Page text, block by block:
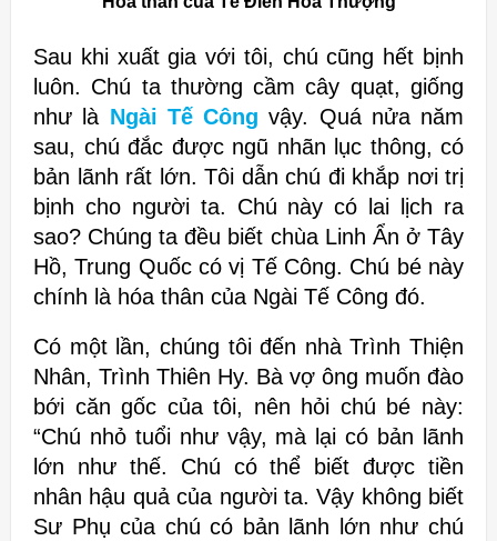
Sau khi xuất gia với tôi, chú cũng hết bịnh
luôn. Chú ta thường cầm cây quạt, giống
như là Ngài Tế Công vậy. Quá nửa năm
sau, chú đắc được ngũ nhãn lục thông, có
bản lãnh rất lớn. Tôi dẫn chú đi khắp nơi trị
bịnh cho người ta. Chú này có lai lịch ra
sao? Chúng ta đều biết chùa Linh Ẩn ở Tây
Hồ, Trung Quốc có vị Tế Công. Chú bé này
chính là hóa thân của Ngài Tế Công đó.
Có một lần, chúng tôi đến nhà Trình Thiện
Nhân, Trình Thiên Hy. Bà vợ ông muốn đào
bới căn gốc của tôi, nên hỏi chú bé này:
“Chú nhỏ tuổi như vậy, mà lại có bản lãnh
lớn như thế. Chú có thể biết được tiền
nhân hậu quả của người ta. Vậy không biết
Sư Phụ của chú có bản lãnh lớn như chú